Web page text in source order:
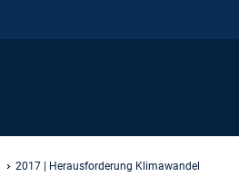
2017 | Herausforderung Klimawandel